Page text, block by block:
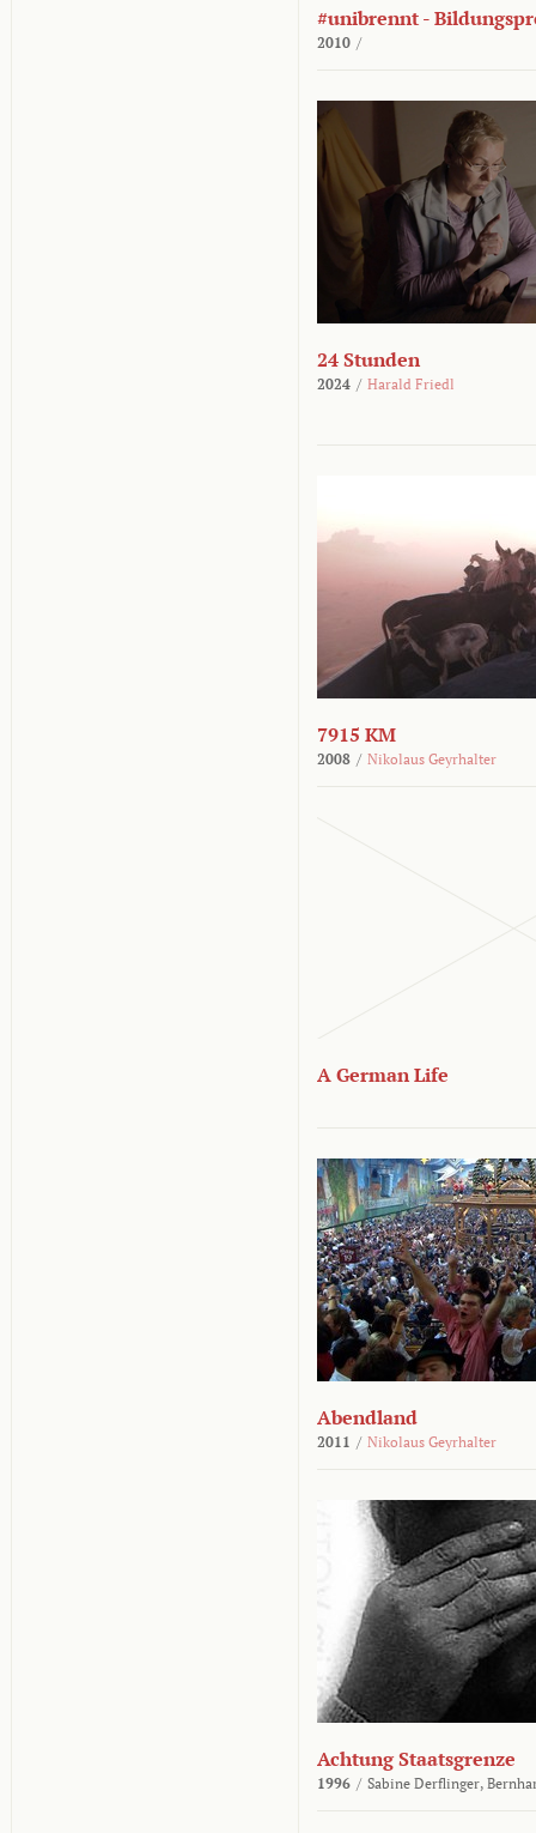
#unibrennt -
2010 /
24 Stunden
2024 / Harald Friedl
7915 KM
2008 / Nikolaus Geyrhalter
A German Life
Abendland
2011 / Nikolaus Geyrhalter
Achtung Staatsgrenze
1996 / Sabine Derflinger,